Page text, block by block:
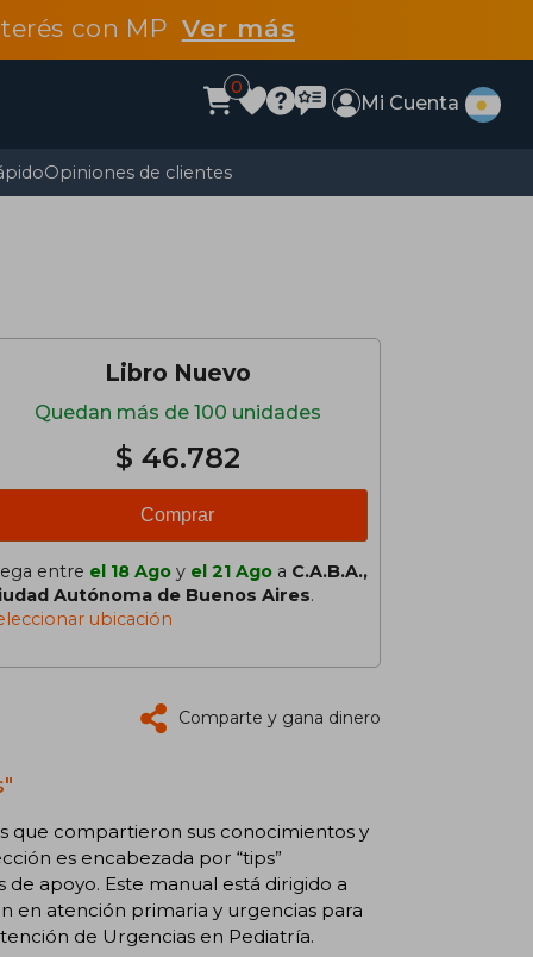
con MP Ver más
0
Mi Cuenta
Opiniones de clientes
Libro Nuevo
Quedan más de 100 unidades
$ 46.782
Comprar
entre el 18 Ago y el 21 Ago a C.A.B.A.,
Autónoma de Buenos Aires.
ubicación
Comparte y gana dinero
que compartieron sus conocimientos y
es encabezada por “tips”
apoyo. Este manual está dirigido a
en atención primaria y urgencias para
de Urgencias en Pediatría.